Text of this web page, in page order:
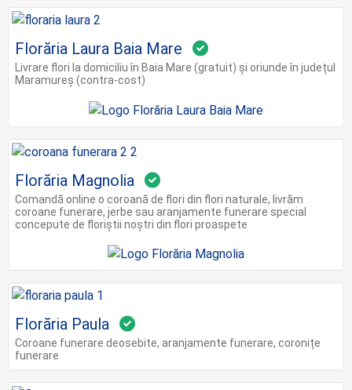
Florăria Laura Baia Mare
Livrare flori la domiciliu în Baia Mare (gratuit) și oriunde în județul
Maramureș (contra-cost)
Florăria Magnolia
Comandă online o coroană de flori din flori naturale, livrăm
coroane funerare, jerbe sau aranjamente funerare special
concepute de floriștii noștri din flori proaspete
Florăria Paula
Coroane funerare deosebite, aranjamente funerare, coronițe
funerare